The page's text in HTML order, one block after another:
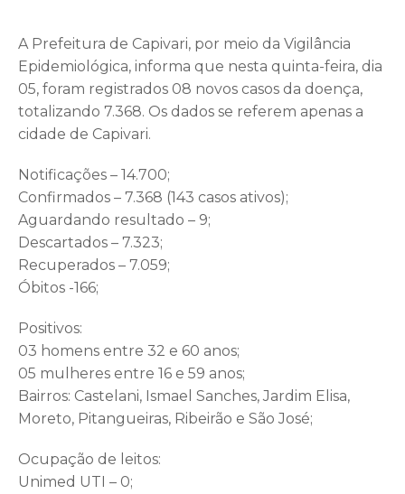
A Prefeitura de Capivari, por meio da Vigilância
Epidemiológica, informa que nesta quinta-feira, dia
05, foram registrados 08 novos casos da doença,
totalizando 7.368. Os dados se referem apenas a
cidade de Capivari.
Notificações – 14.700;
Confirmados – 7.368 (143 casos ativos);
Aguardando resultado – 9;
Descartados – 7.323;
Recuperados – 7.059;
Óbitos -166;
Positivos:
03 homens entre 32 e 60 anos;
05 mulheres entre 16 e 59 anos;
Bairros: Castelani, Ismael Sanches, Jardim Elisa,
Moreto, Pitangueiras, Ribeirão e São José;
Ocupação de leitos:
Unimed UTI – 0;